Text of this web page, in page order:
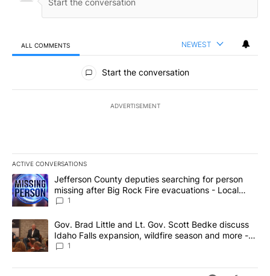
ALL COMMENTS NEWEST
All Comments
Start the conversation
ADVERTISEMENT
ACTIVE CONVERSATIONS
The following is a list of the most commented articles in the last
A trending article titled "Jefferson County deputies searching
Jefferson County deputies searching for person
missing after Big Rock Fire evacuations - Local
News 8
1
A trending article titled "Gov. Brad Little and Lt. Gov. Scott
Gov. Brad Little and Lt. Gov. Scott Bedke discuss
Idaho Falls expansion, wildfire season and more -
Local News 8
1